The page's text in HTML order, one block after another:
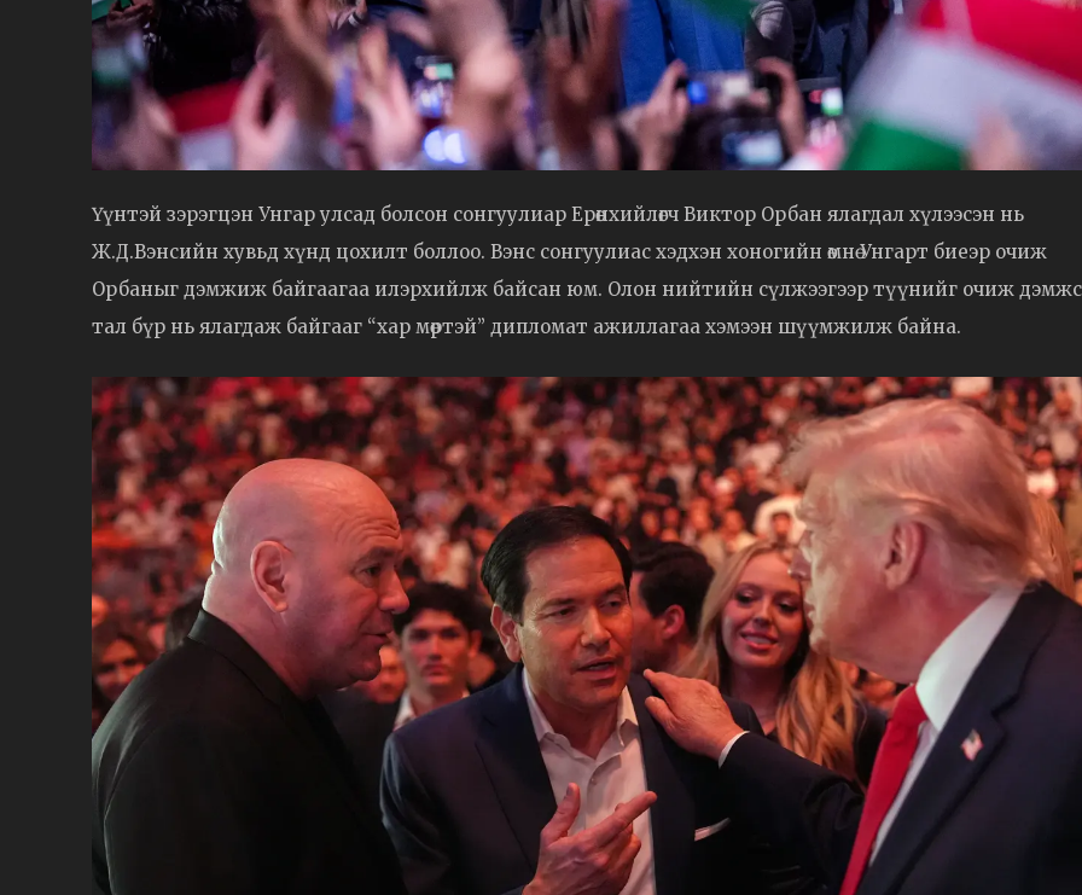
Үүнтэй зэрэгцэн Унгар улсад болсон сонгуулиар Ерөнхийлөгч Виктор Орбан ялагдал хүлээсэн нь
Ж.Д.Вэнсийн хувьд хүнд цохилт боллоо. Вэнс сонгуулиас хэдхэн хоногийн өмнө Унгарт биеэр очиж
Орбаныг дэмжиж байгаагаа илэрхийлж байсан юм. Олон нийтийн сүлжээгээр түүнийг очиж
тал бүр нь ялагдаж байгааг “хар мөртэй” дипломат ажиллагаа хэмээн шүүмжилж байна.